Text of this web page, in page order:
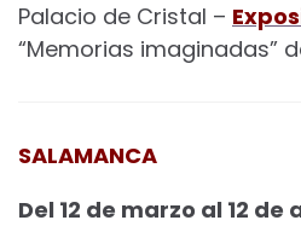
Palacio de Cristal –
“Memorias imaginadas”
SALAMANCA
Del 12 de marzo al 12 de